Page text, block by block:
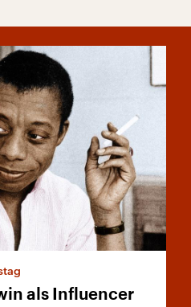
als Influencer